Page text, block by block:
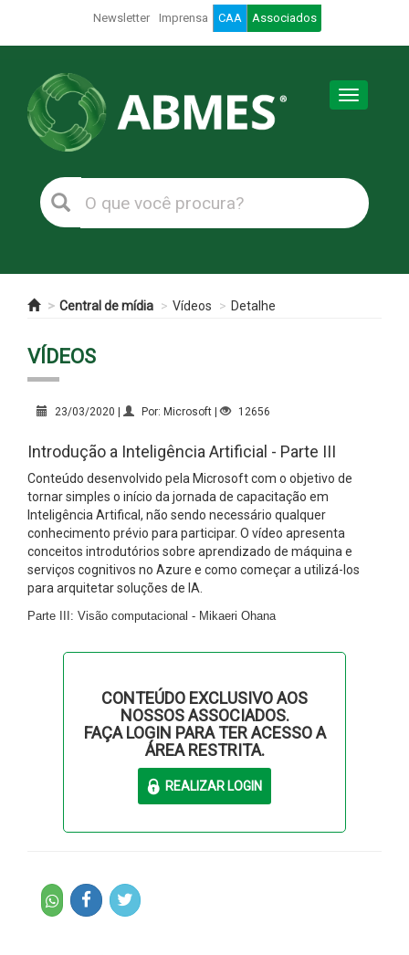
Newsletter Imprensa CAA Associados
Toggle
Central de mídia Vídeos Detalhe
VÍDEOS
23/03/2020 | Por: Microsoft | 12656
Introdução a Inteligência Artificial - Parte III
Conteúdo desenvolvido pela Microsoft com o objetivo de
tornar simples o início da jornada de capacitação em
Inteligência Artifical, não sendo necessário qualquer
conhecimento prévio para participar. O vídeo apresenta
conceitos introdutórios sobre aprendizado de máquina e
serviços cognitivos no Azure e como começar a utilizá-los
para arquitetar soluções de IA.
Parte III: Visão computacional - Mikaeri Ohana
CONTEÚDO EXCLUSIVO AOS
NOSSOS ASSOCIADOS.
FAÇA LOGIN PARA TER ACESSO A
ÁREA RESTRITA.